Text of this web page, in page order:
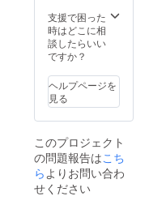
支援で困った
時はどこに相
談したらいい
ですか？
ヘルプページを
見る
このプロジェクト
の問題報告はこち
らよりお問い合わ
せください